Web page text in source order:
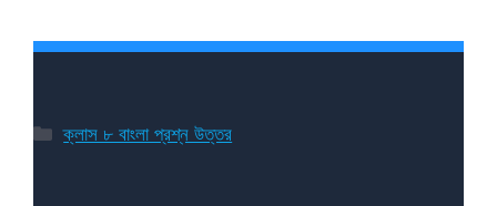
Categories
ক্লাস ৮ বাংলা প্রশ্ন উত্তর